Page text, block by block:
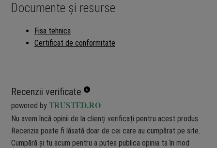
Documente și resurse
Fisa tehnica
Certificat de conformitate
Recenzii verificate
powered by TRUSTED.RO
Nu avem încă opinii de la clienți verificați pentru acest produs.
Recenzia poate fi lăsată doar de cei care au cumpărat pe site.
Cumpără și tu acum pentru a putea publica opinia ta în mod